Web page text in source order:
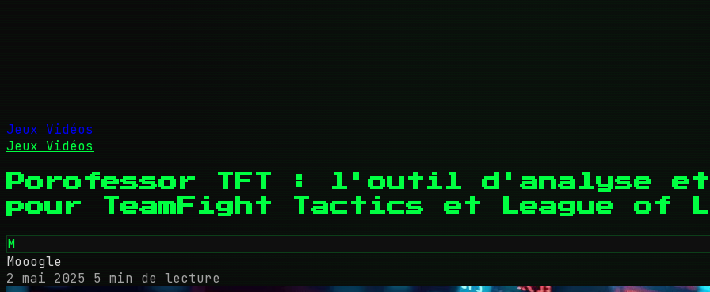
Jeux Vidéos
Jeux Vidéos
Porofessor TFT : l'outil d'analyse
pour TeamFight Tactics et League of
M
Mooogle
2 mai 2025
5 min de lecture